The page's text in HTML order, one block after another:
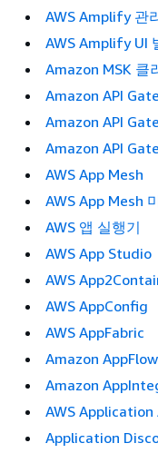
AWS Amplify 관
AWS Amplify UI
Amazon MSK 클
Amazon API
Amazon API
Amazon API
AWS App Mesh
AWS App Mesh
AWS 앱 실행기
AWS App Studio
AWS
AWS AppConfig
AWS AppFabric
Amazon AppFlow
Amazon
AWS
Application